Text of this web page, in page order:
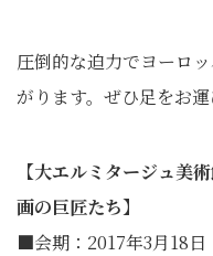
圧倒的な迫力でヨーロ
がります。ぜひ足をお運
【大エルミタージュ美
画の巨匠たち】
■会期：2017年3月18日